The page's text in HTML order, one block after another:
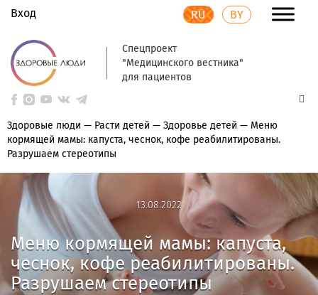
Вход RU BY
Спецпроект
"Медицинского вестника"
для пациентов
Здоровые люди — Расти детей — Здоровье детей — Меню
кормящей мамы: капуста, чеснок, кофе реабилитированы.
Разрушаем стереотипы
13.08.2022
13.08.2022
Меню кормящей мамы: капуста,
чеснок, кофе реабилитированы.
Разрушаем стереотипы